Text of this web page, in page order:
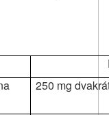
250 mg